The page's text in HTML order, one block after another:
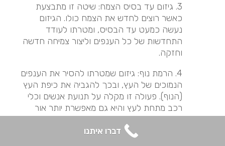
3. גיזום עד בסיס הצמח: שיטה זו מתבצעת
כאשר רוצים לחדש את הצמח כולו. הגיזום
נעשה כמעט עד הבסיס, ומטרתו לעודד
התחדשות של כל הענפים וליצור צמיחה חדשה
וחזקה.
4. הרמת נוף: גיזום שמטרתו להסיר את הענפים
הנמוכים של העץ, ובכך להגביה את כיפת העץ
(הנוף). פעולה זו מקלה על תנועת אנשים וכלי
רכב מתחת לעץ והיא גם מאפשרת יותר אור
להיכנס לאזור שמתחת לעץ.
5. גיזום עיצובי: זוהי שיטת גיזום שמשתמשים בה
דברו איתנו